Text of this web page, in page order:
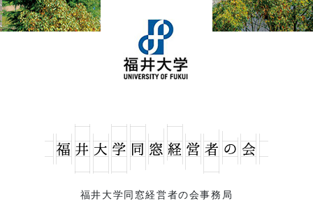
福井大学同窓経営者の会事務局